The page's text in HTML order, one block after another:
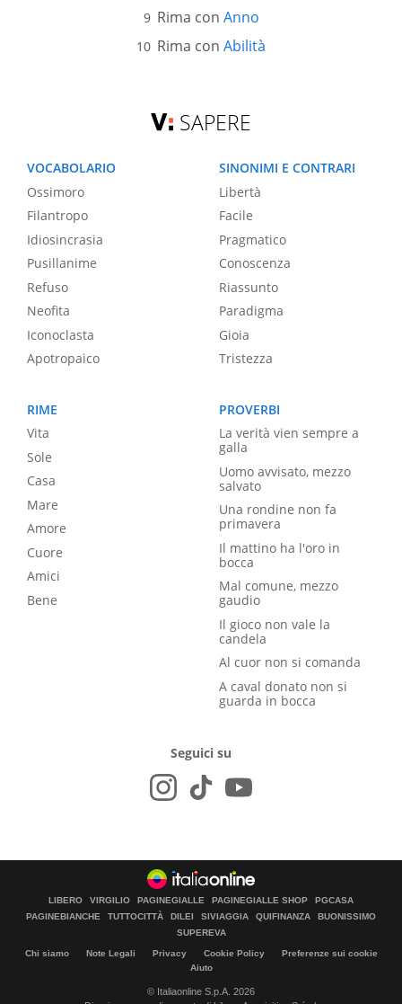
Rima con Anno
Rima con Abilità
SAPERE
VOCABOLARIO
Ossimoro
Filantropo
Idiosincrasia
Pusillanime
Refuso
Neofita
Iconoclasta
Apotropaico
SINONIMI E CONTRARI
Libertà
Facile
Pragmatico
Conoscenza
Riassunto
Paradigma
Gioia
Tristezza
RIME
Vita
Sole
Casa
Mare
Amore
Cuore
Amici
Bene
PROVERBI
La verità vien sempre a
galla
Uomo avvisato, mezzo
salvato
Una rondine non fa
primavera
Il mattino ha l'oro in
bocca
Mal comune, mezzo
gaudio
Il gioco non vale la
candela
Al cuor non si comanda
A caval donato non si
guarda in bocca
Seguici su
LIBERO VIRGILIO PAGINEGIALLE PAGINEGIALLE SHOP
PGCASA
PAGINEBIANCHE
TUTTOCITTÀ DILEI SIVIAGGIA QUIFINANZA
BUONISSIMO
SUPEREVA
Chi siamo Note Legali Privacy Cookie Policy
Preferenze sui cookie
Aiuto
© Italiaonline S.p.A. 2026